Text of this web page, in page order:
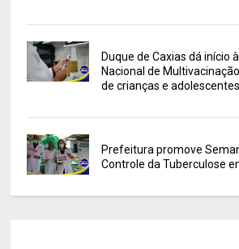
Duque de Caxias dá início
Nacional de
de crianças e adolescentes
Prefeitura promove
Controle da Tuberculose